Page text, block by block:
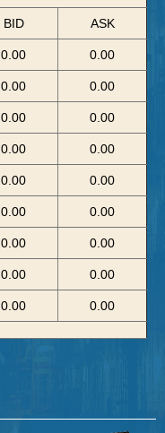
BID ASK
0.00 0.00
0.00 0.00
0.00 0.00
0.00 0.00
0.00 0.00
0.00 0.00
0.00 0.00
0.00 0.00
0.00 0.00